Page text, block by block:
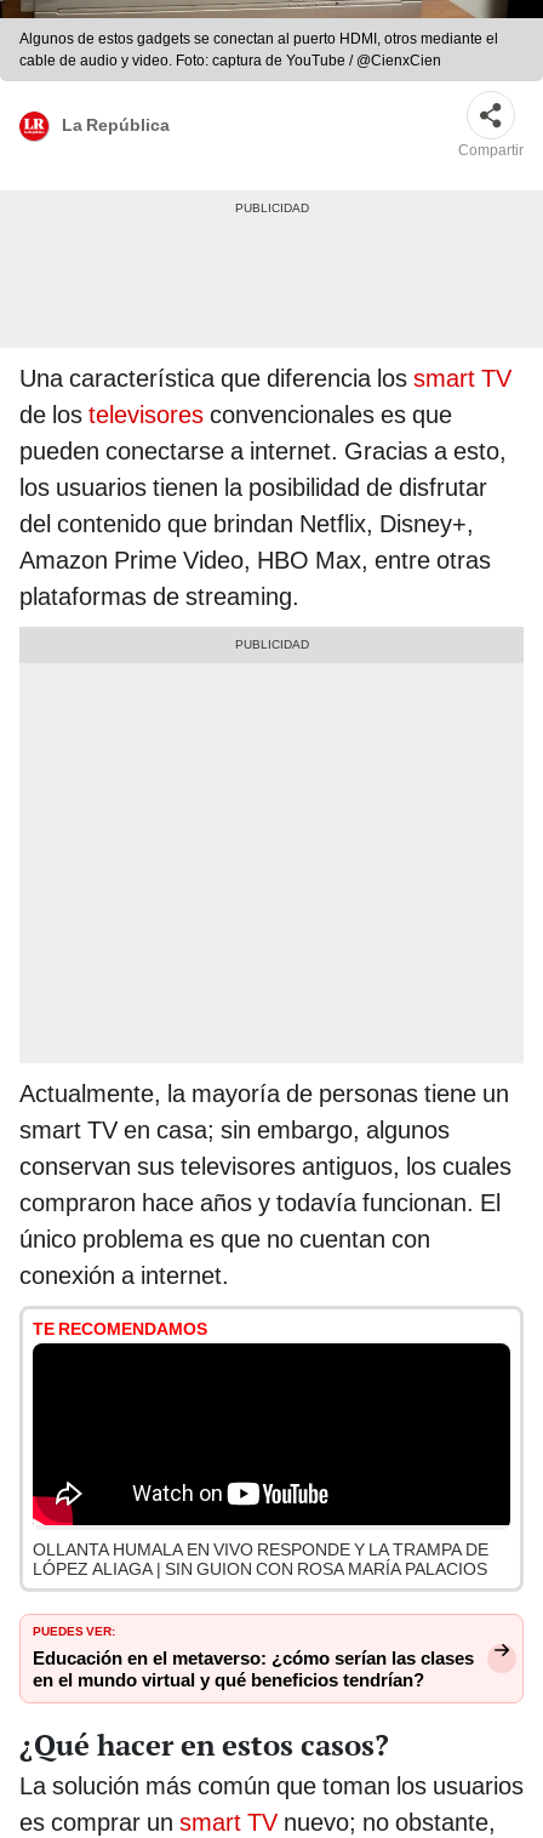
Algunos de estos gadgets se conectan al puerto HDMI, otros mediante el
cable de audio y video. Foto: captura de YouTube / @CienxCien
La República
Compartir
Una característica que diferencia los smart TV
de los televisores convencionales es que
pueden conectarse a internet. Gracias a esto,
los usuarios tienen la posibilidad de disfrutar
del contenido que brindan Netflix, Disney+,
Amazon Prime Video, HBO Max, entre otras
plataformas de streaming.
Actualmente, la mayoría de personas tiene un
smart TV en casa; sin embargo, algunos
conservan sus televisores antiguos, los cuales
compraron hace años y todavía funcionan. El
único problema es que no cuentan con
conexión a internet.
TE RECOMENDAMOS
OLLANTA HUMALA EN VIVO RESPONDE Y LA TRAMPA DE
LÓPEZ ALIAGA | SIN GUION CON ROSA MARÍA PALACIOS
PUEDES VER:
Educación en el metaverso: ¿cómo serían las clases
en el mundo virtual y qué beneficios tendrían?
¿Qué hacer en estos casos?
La solución más común que toman los usuarios
es comprar un smart TV nuevo; no obstante,